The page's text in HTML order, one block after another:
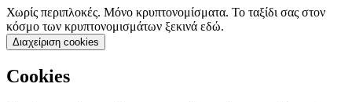
Χωρίς περιπλοκές. Μόνο κρυπτονομίσματα. Το ταξίδι σας στον
κόσμο των κρυπτονομισμάτων ξεκινά εδώ.
Διαχείριση cookies
Cookies